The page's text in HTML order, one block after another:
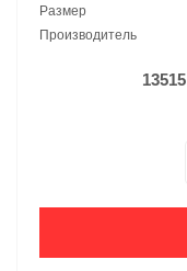
Размер
Производитель
13515